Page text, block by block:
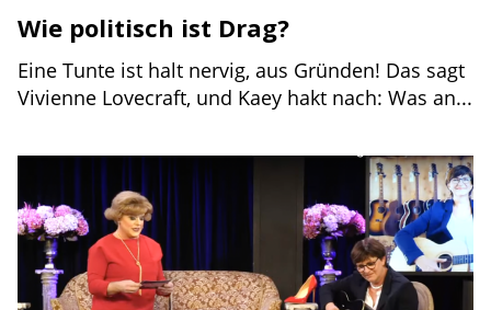
Wie politisch ist Drag?
Eine Tunte ist halt nervig, aus Gründen! Das sagt
Vivienne Lovecraft, und Kaey hakt nach: Was an...